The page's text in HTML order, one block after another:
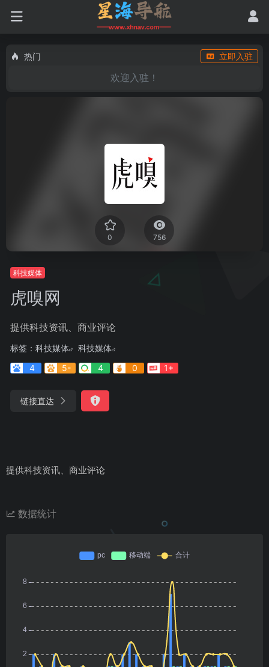
热门 立即入驻
欢迎入驻！
0 756
科技媒体
虎嗅网
提供科技资讯、商业评论
标签： 科技媒体
科技媒体
4
5- 4 0 1+
链接直达
提供科技资讯、商业评论
数据统计